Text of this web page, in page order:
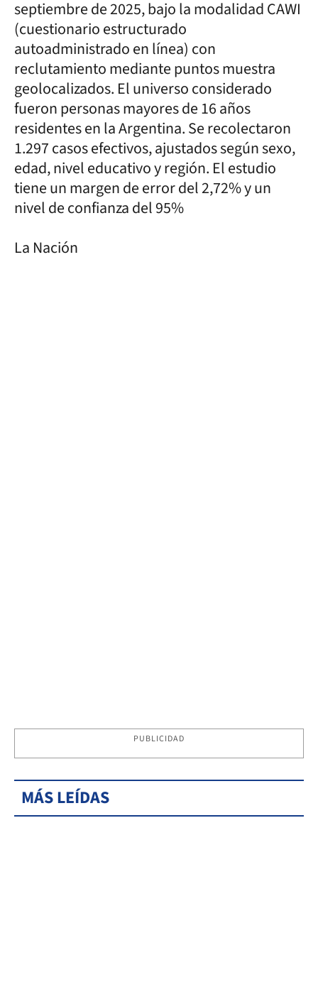
septiembre de 2025, bajo la modalidad CAWI
(cuestionario estructurado
autoadministrado en línea) con
reclutamiento mediante puntos muestra
geolocalizados. El universo considerado
fueron personas mayores de 16 años
residentes en la Argentina. Se recolectaron
1.297 casos efectivos, ajustados según sexo,
edad, nivel educativo y región. El estudio
tiene un margen de error del 2,72% y un
nivel de confianza del 95%
La Nación
PUBLICIDAD
MÁS LEÍDAS